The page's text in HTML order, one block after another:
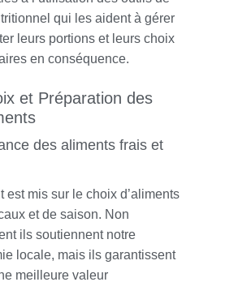
qui les aident à gérer
leurs portions et leurs choix
en conséquence.
et Préparation des
des aliments frais et
est mis sur le choix d’aliments
et de saison. Non
ils soutiennent notre
locale, mais ils garantissent
meilleure valeur